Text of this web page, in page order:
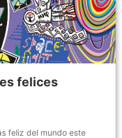
felices
feliz del mundo este